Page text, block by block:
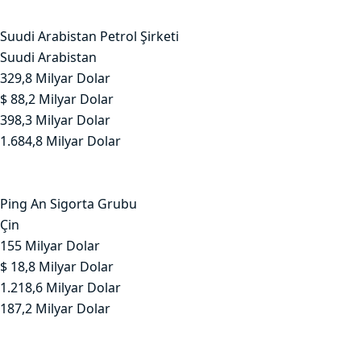
Suudi Arabistan Petrol Şirketi
Suudi Arabistan
329,8 Milyar Dolar
$ 88,2 Milyar Dolar
398,3 Milyar Dolar
1.684,8 Milyar Dolar
Ping An Sigorta Grubu
Çin
155 Milyar Dolar
$ 18,8 Milyar Dolar
1.218,6 Milyar Dolar
187,2 Milyar Dolar